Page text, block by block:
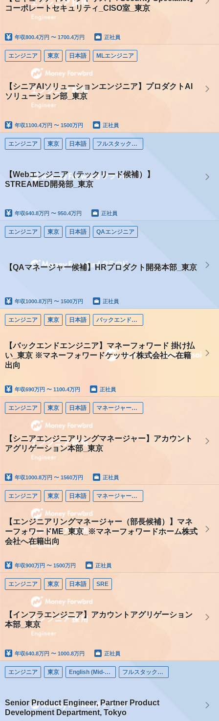
コーポレートセキュリティ_CISO室_東京
年収800.4万円 〜 1700.4万円 正社員
エンジニア 東京 日本語 MLエンジニア
【シニアAIソリューションエンジニア】プロダクトAI
ソリューション部_東京
年収1100.4万円 〜 1500万円 正社員
エンジニア 東京 日本語 フルスタックエンジニア
【Webエンジニア（テックリード候補）】
STREAMED開発部_東京
年収640.8万円 〜 950.4万円 正社員
エンジニア 東京 日本語 QAエンジニア
【QAマネージャー候補】HRプロダクト開発本部_東京
年収1000.8万円 〜 1500万円 正社員
エンジニア 東京 日本語 バックエンドエンジニア
【バックエンドエンジニア】マネーフォワード 掛け払
い_東京 ※マネーフォワードケッサイ株式会社へ在籍
出向
年収690万円 〜 1100.4万円 正社員
エンジニア 東京 日本語 マネージャー（エンジニア）
【シニアエンジニアリングマネージャー】アカウント
アグリゲーション本部_東京
年収1000.8万円 〜 1560万円 正社員
エンジニア 東京 日本語 マネージャー（エンジニア）
【エンジニアリングマネージャー（部長候補）】マネ
ーフォワードME_東京_※マネーフォワードホーム株式
会社へ在籍出向
年収900万円 〜 1500万円 正社員
エンジニア 東京 日本語 SRE
【インフラエンジニア】アカウントアグリゲーション
本部_東京
年収640.8万円 〜 1000.8万円 正社員
エンジニア 東京 English (Mid-career) フルスタックエンジニア
Senior Product Engineer, Partner Product
Development Department, Tokyo